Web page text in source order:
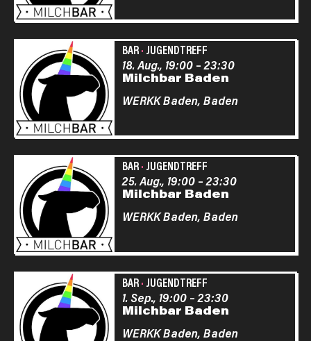
BAR· JUGENDTREFF
Milchbar Baden
18. Aug., 19:00–23:30
WERKK Baden, Baden
BAR· JUGENDTREFF
Milchbar Baden
25. Aug., 19:00–23:30
WERKK Baden, Baden
BAR· JUGENDTREFF
Milchbar Baden
1. Sep., 19:00–23:30
WERKK Baden, Baden